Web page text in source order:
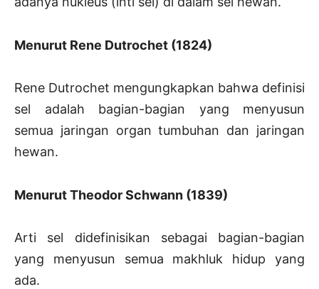
Menurut Rene Dutrochet (1824)
Rene Dutrochet mengungkapkan bahwa definisi
sel adalah bagian-bagian yang menyusun
semua jaringan organ tumbuhan dan jaringan
hewan.
Menurut Theodor Schwann (1839)
Arti sel didefinisikan sebagai bagian-bagian
yang menyusun semua makhluk hidup yang
ada.